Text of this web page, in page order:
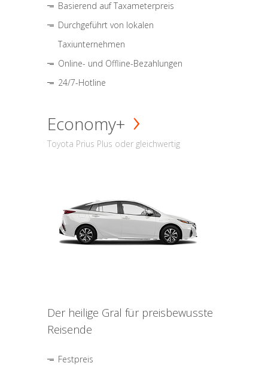
Basierend auf Taxameterpreis
Durchgeführt von lokalen
Taxiunternehmen
Online- und Offline-Bezahlungen
24/7-Hotline
Economy+
Toyota Prius Plus oder gleichwertig
Der heilige Gral für preisbewusste
Reisende
Festpreis